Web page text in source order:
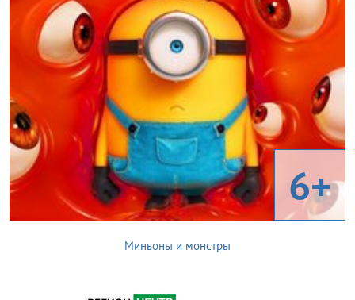
6+
Миньоны и монстры